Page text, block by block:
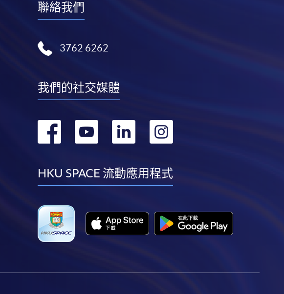
聯絡我們
3762 6262
我們的社交媒體
轉
facebook
轉
youtube
轉
linkedin
轉
instagram
HKU SPACE 流動應用程式